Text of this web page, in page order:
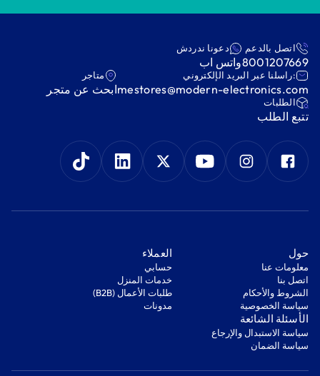
اتصل بالدعم
8001207669
دعونا ندردش
واتس اب
:راسلنا عبر البريد الإلكتروني
mestores@modern-electronics.com
متاجر
ابحث عن متجر
‫الطلبات‬
‫تتبع الطلب‬
‫حول‬
معلومات عنا
اتصل بنا
‫الشروط والأحكام‬
‫سياسة الخصوصية‬
‫العملاء‬
‫حسابي‬
‫خدمات المنزل‬
‫طلبات الأعمال (B2B)‬
مدونات
‫الأسئلة الشائعة‬
‫سياسة الاستبدال والإرجاع‬
‫سياسة الضمان‬